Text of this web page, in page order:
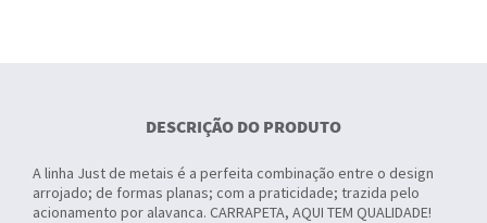
DESCRIÇÃO DO PRODUTO
A linha Just de metais é a perfeita combinação entre o design
arrojado; de formas planas; com a praticidade; trazida pelo
acionamento por alavanca. CARRAPETA, AQUI TEM QUALIDADE!